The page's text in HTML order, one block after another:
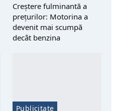
Creștere fulminantă a
prețurilor: Motorina a
devenit mai scumpă
decât benzina
Publicitate